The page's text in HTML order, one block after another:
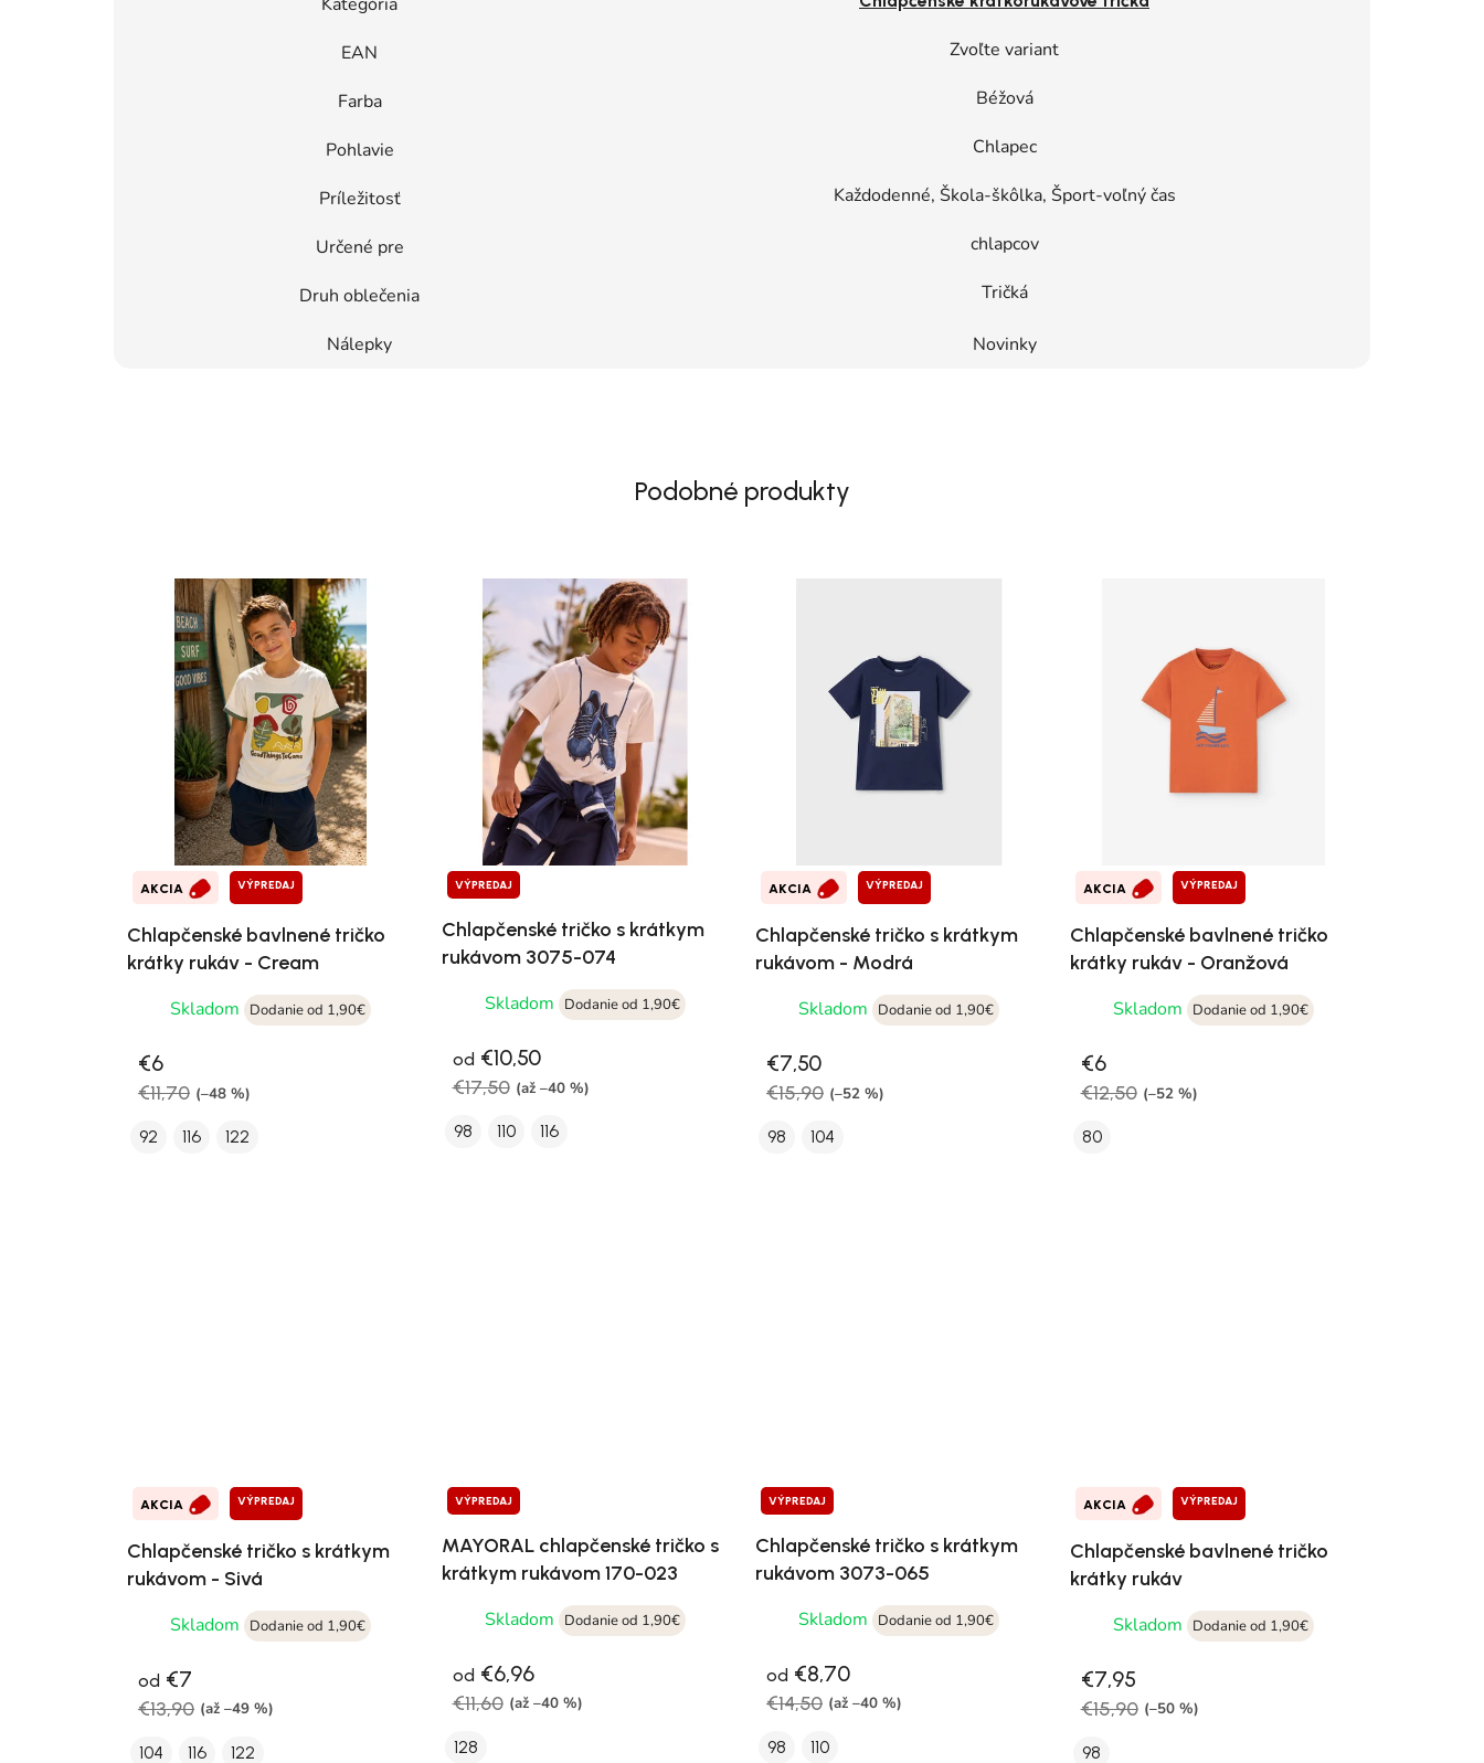
EAN Zvoľte variant
Farba Béžová
Pohlavie Chlapec
Príležitosť Každodenné, Škola-škôlka, Šport-voľný čas
Určené pre chlapcov
Druh oblečenia Tričká
Nálepky Novinky
Podobné produkty
AKCIA VÝPREDAJ
Chlapčenské bavlnené tričko
krátky rukáv - Cream
Skladom Dodanie od 1,90€
€6
€11,70 (–48 %)
92 116 122
VÝPREDAJ
Chlapčenské tričko s krátkym
rukávom 3075-074
Skladom
Dodanie od 1,90€
od €10,50
€17,50 (až –40 %)
98 110 116
AKCIA VÝPREDAJ
Chlapčenské tričko s krátkym
rukávom - Modrá
Skladom Dodanie od 1,90€
€7,50
€15,90 (–52 %)
98 104
AKCIA VÝPREDAJ
Chlapčenské bavlnené tričko
krátky rukáv - Oranžová
Skladom
Dodanie od 1,90€
€6
€12,50 (–52 %)
80
AKCIA VÝPREDAJ
Chlapčenské tričko s krátkym
rukávom - Sivá
Skladom Dodanie od 1,90€
od €7
€13,90 (až –49 %)
104 116 122
VÝPREDAJ
MAYORAL chlapčenské tričko s
krátkym rukávom 170-023
Skladom
Dodanie od 1,90€
od €6,96
€11,60 (až –40 %)
128
VÝPREDAJ
Chlapčenské tričko s krátkym
rukávom 3073-065
Skladom Dodanie od 1,90€
od €8,70
€14,50 (až –40 %)
98 110
AKCIA VÝPREDAJ
Chlapčenské bavlnené tričko
krátky rukáv
Skladom
Dodanie od 1,90€
€7,95
€15,90 (–50 %)
98